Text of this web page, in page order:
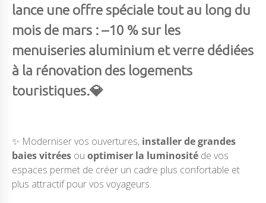
lance une offre spéciale tout au long du
mois de mars : –10 % sur les
menuiseries aluminium et verre dédiées
à la rénovation des logements
touristiques.💎
✨ Moderniser vos ouvertures, installer de grandes
baies vitrées ou optimiser la luminosité de vos
espaces permet de créer un cadre plus confortable et
plus attractif pour vos voyageurs.